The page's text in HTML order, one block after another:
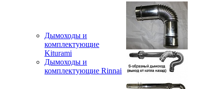
Дымоходы и
комплектующие
Kiturami
Дымоходы и
комплектующие Rinnai